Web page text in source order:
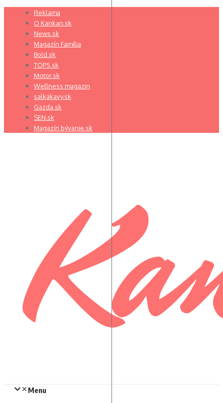
Preskočiť
Reklama
O Kankan.sk
News.sk
Magazín Família
Bold.sk
TOP5.sk
Motor.sk
Wellness magazin
salkakavy.sk
Gazda.sk
SEN.sk
Magazín bývanie.sk
Menu